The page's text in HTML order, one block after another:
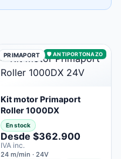
🛡️ ANTIPORTONAZO
PRIMAPORT
Kit motor Primaport
Roller 1000DX
En stock
Desde $362.900
IVA inc.
24 m/min · 24V